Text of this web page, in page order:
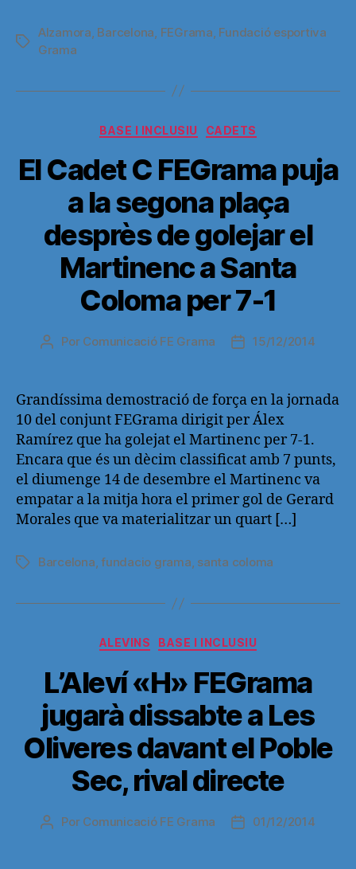
Etiquetas
Alzamora Barcelona FEGrama Fundació esportiva
Grama
Categorías
BASE I INCLUSIU CADETS
El Cadet C FEGrama puja
a la segona plaça
desprès de golejar el
Martinenc a Santa
Coloma per 7-1
Autor
entrada
Por Comunicació FE Grama
Fecha
entrada
15/12/2014
Grandíssima demostració de força en la jornada
10 del conjunt FEGrama dirigit per Álex
Ramírez que ha golejat el Martinenc per 7-1.
Encara que és un dècim classificat amb 7 punts,
el diumenge 14 de desembre el Martinenc va
empatar a la mitja hora el primer gol de Gerard
Morales que va materialitzar un quart […]
Etiquetas
Barcelona, fundacio grama, santa coloma
Categorías
ALEVINS BASE I INCLUSIU
L’Aleví «H» FEGrama
jugarà dissabte a Les
Oliveres davant el Poble
Sec, rival directe
Autor
Por Comunicació FE Grama
Fecha01/12/2014